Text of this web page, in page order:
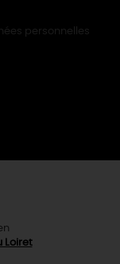
personnelles
Loiret